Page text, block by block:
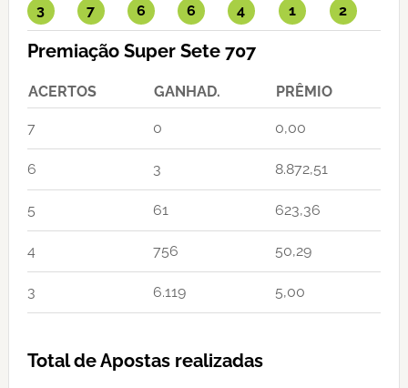
3 7 6 6 4 1 2
Premiação Super Sete 707
ACERTOS GANHAD. PRÊMIO
7 0 0,00
6 3 8.872,51
5 61 623,36
4 756 50,29
3 6.119 5,00
Total de Apostas realizadas